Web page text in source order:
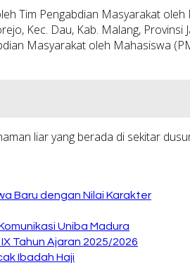
Tim Pengabdian Masyarakat
Kec. Dau, Kab. Malang,
Masyarakat oleh Mahasiswa
liar yang berada di sekitar
Baru dengan Nilai Karakter
Uniba Madura
Tahun Ajaran 2025/2026
Ibadah Haji